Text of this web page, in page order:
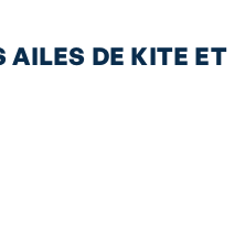
AILES DE KITE ET